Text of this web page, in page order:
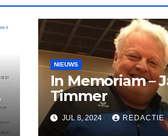
NIEUWS
In Memoriam –
Timmer
JUL 8, 2024 REDACTIE